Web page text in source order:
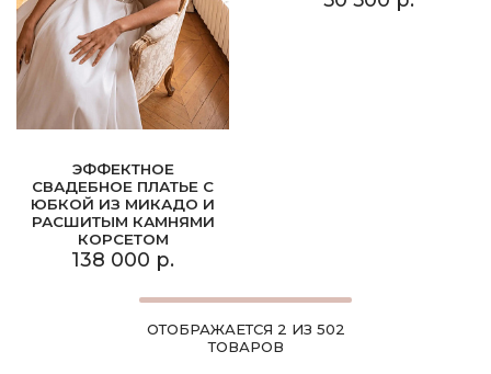
ЭФФЕКТНОЕ
СВАДЕБНОЕ ПЛАТЬЕ С
ЮБКОЙ ИЗ МИКАДО И
РАСШИТЫМ КАМНЯМИ
КОРСЕТОМ
138 000 р.
ОТОБРАЖАЕТСЯ 2 ИЗ 502
ТОВАРОВ